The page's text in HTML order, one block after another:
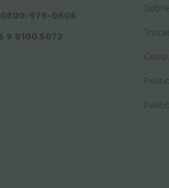
0800-979-0606
9 8100 5073